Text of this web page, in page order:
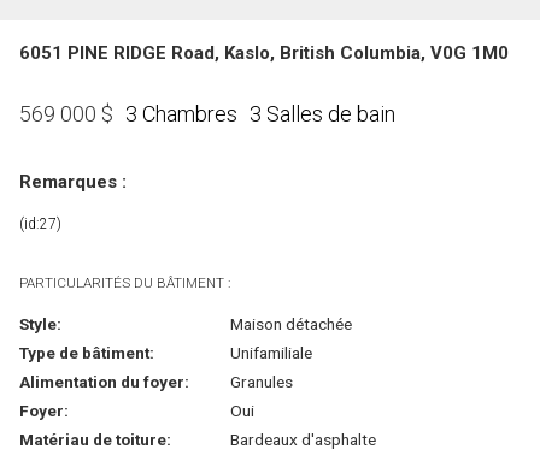
6051 PINE RIDGE Road, Kaslo, British Columbia, V0G 1M0
569 000 $ 3 Chambres 3 Salles de bain
Remarques :
(id:27)
PARTICULARITÉS DU BÂTIMENT :
Style:
Maison détachée
Type de bâtiment:
Unifamiliale
Alimentation du foyer:
Granules
Foyer:
Oui
Matériau de toiture:
Bardeaux d'asphalte